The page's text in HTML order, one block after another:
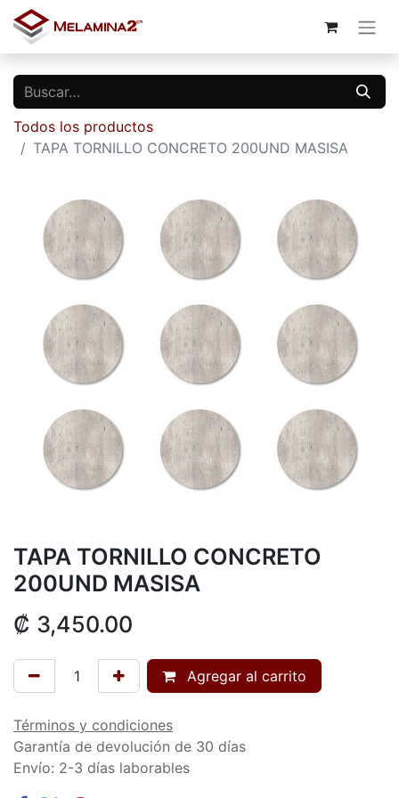
Todos los productos
TAPA TORNILLO CONCRETO 200UND MASISA
TAPA TORNILLO CONCRETO
200UND MASISA
₡ 3,450.00
Agregar al carrito
Términos y condiciones
Garantía de devolución de 30 días
Envío: 2-3 días laborables